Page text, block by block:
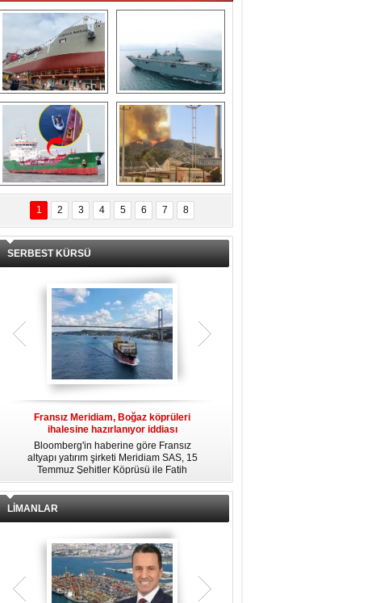
Çeksan Tersanesi,
Başaran Bayrak
tankerini suya
indirdi
TCG Anadolu,
tersane teknik
seyrini tamamladı
Göçmenlerin
imdadına Türk
sahipli MINA DENIZ
yetişti
Milas’taki yangın
yeniden termik
santrallere doğru
ilerliyor
1 2 3 4 5 6 7 8
SERBEST KÜRSÜ
Fransız Meridiam, Boğaz köprüleri
ihalesine hazırlanıyor iddiası
Bloomberg'in haberine göre Fransız
altyapı yatırım şirketi Meridiam SAS, 15
Temmuz Şehitler Köprüsü ile Fatih
Sultan Mehmet Köprüsü'nün
özelleştirilmesine yönelik ihaleyle
zamanda kendi yat limanı, helikopter
pisti ve seçkin villaları da içeren koca
LİMANLAR